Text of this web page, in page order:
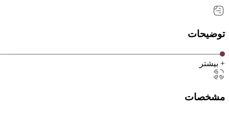
توضیحات
+ بیشتر
مشخصات